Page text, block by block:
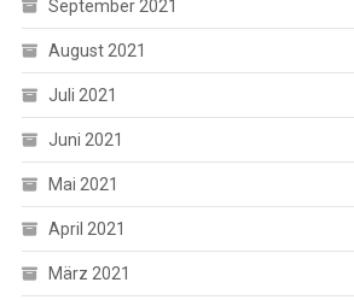
September 2021
August 2021
Juli 2021
Juni 2021
Mai 2021
April 2021
März 2021